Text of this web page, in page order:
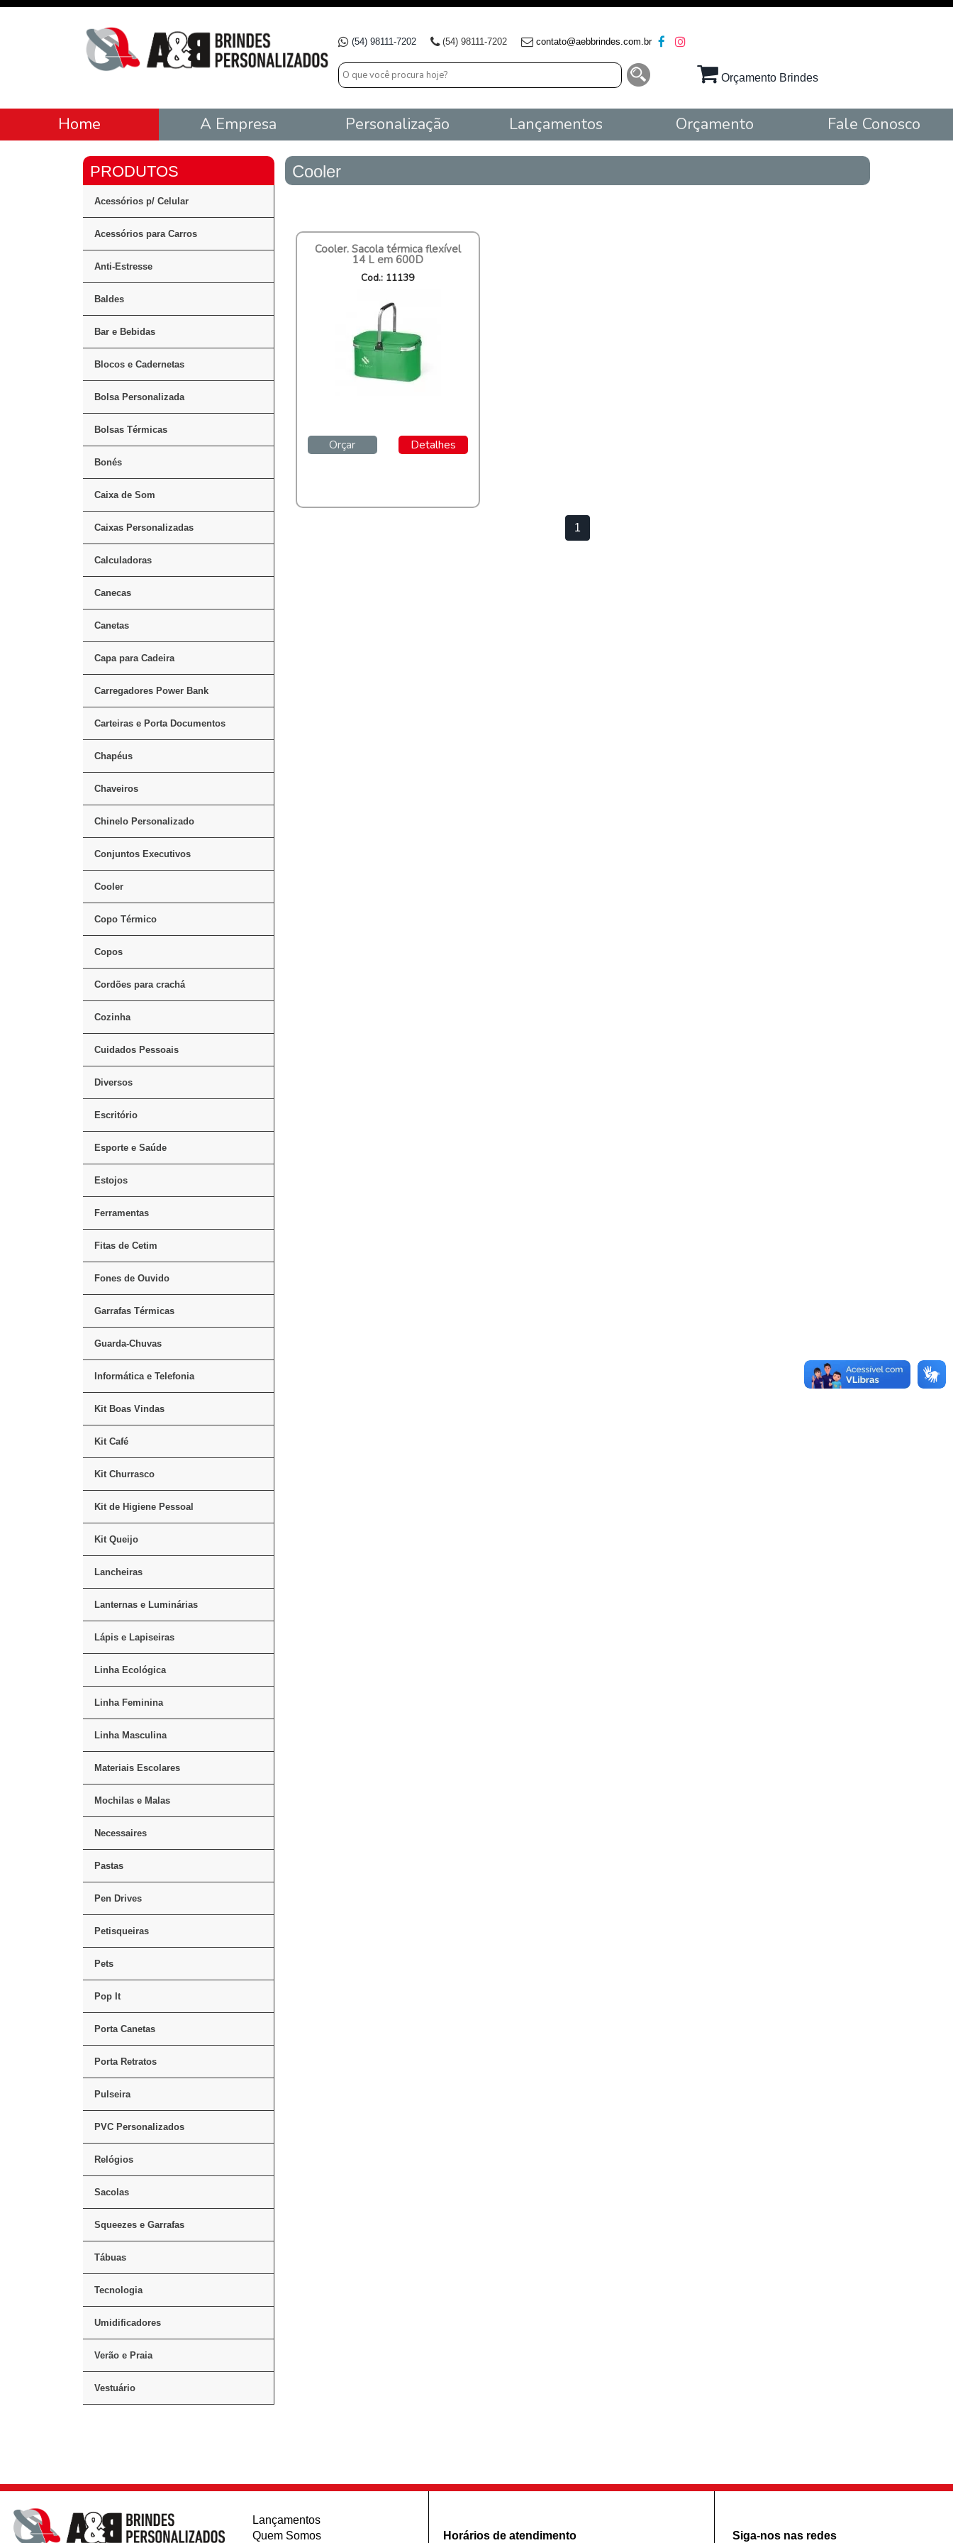
(54) 98111-7202 (54) 98111-7202 contato@aebbrindes.com.br
Orçamento Brindes
Home A Empresa Personalização Lançamentos Orçamento Fale Conosco
Acessórios p/ Celular
Acessórios para Carros
Anti-Estresse
Baldes
Bar e Bebidas
Blocos e Cadernetas
Bolsa Personalizada
Bolsas Térmicas
Bonés
Caixa de Som
Caixas Personalizadas
Calculadoras
Canecas
Canetas
Capa para Cadeira
Carregadores Power Bank
Carteiras e Porta Documentos
Chapéus
Chaveiros
Chinelo Personalizado
Conjuntos Executivos
Cooler
Copo Térmico
Copos
Cordões para crachá
Cozinha
Cuidados Pessoais
Diversos
Escritório
Esporte e Saúde
Estojos
Ferramentas
Fitas de Cetim
Fones de Ouvido
Garrafas Térmicas
Guarda-Chuvas
Informática e Telefonia
Kit Boas Vindas
Kit Café
Kit Churrasco
Kit de Higiene Pessoal
Kit Queijo
Lancheiras
Lanternas e Luminárias
Lápis e Lapiseiras
Linha Ecológica
Linha Feminina
Linha Masculina
Materiais Escolares
Mochilas e Malas
Necessaires
Pastas
Pen Drives
Petisqueiras
Pets
Pop It
Porta Canetas
Porta Retratos
Pulseira
PVC Personalizados
Relógios
Sacolas
Squeezes e Garrafas
Tábuas
Tecnologia
Umidificadores
Verão e Praia
Vestuário
Cooler
Cooler. Sacola térmica flexível
14 L em 600D
Cod.: 11139
Orçar Detalhes
1
Lançamentos
Quem Somos
Horários de atendimento Siga-nos nas redes